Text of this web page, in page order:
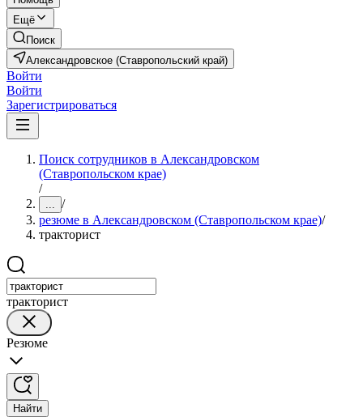
Ещё
Поиск
Александровское (Ставропольский край)
Войти
Войти
Зарегистрироваться
Поиск сотрудников в Александровском
(Ставропольском крае)
/
... /
резюме в Александровском (Ставропольском крае)/
тракторист
тракторист
Резюме
Найти